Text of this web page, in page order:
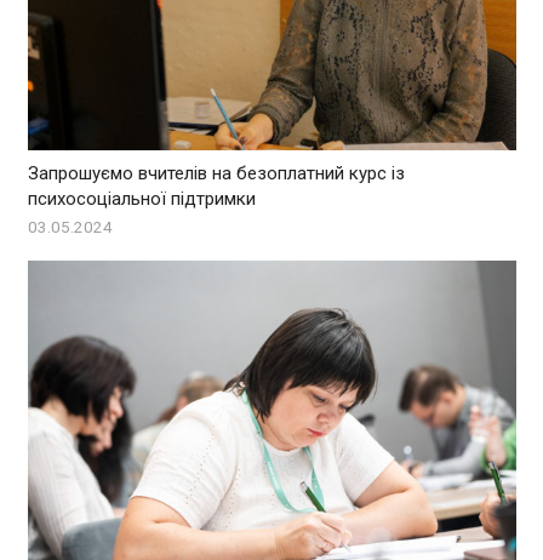
Запрошуємо вчителів на безоплатний курс із
психосоціальної підтримки
03.05.2024